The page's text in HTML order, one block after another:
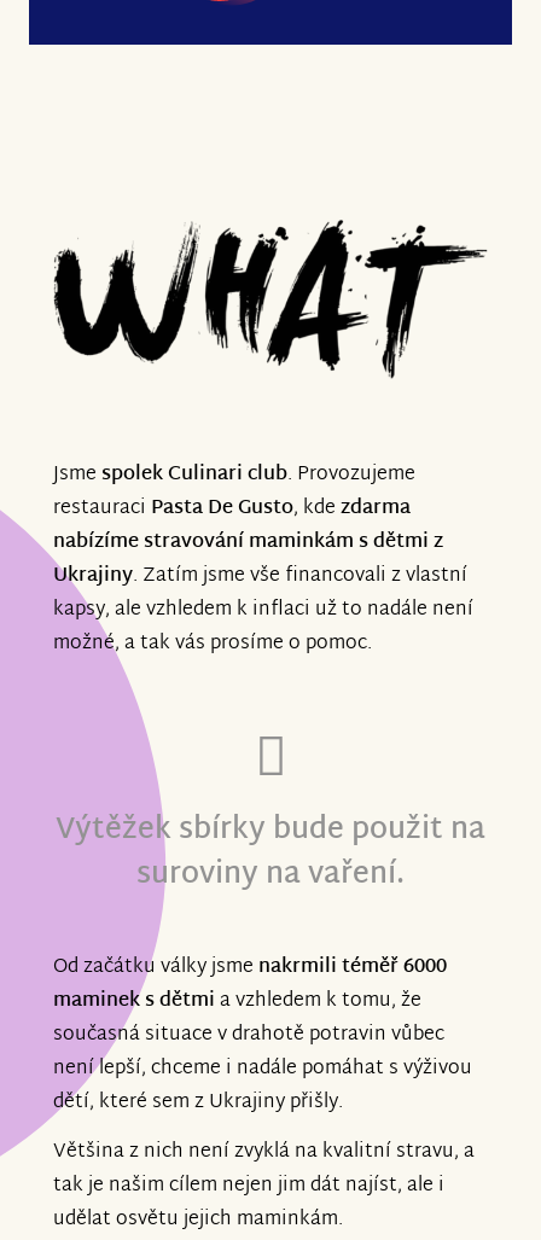
Jsmespolek Culinari club. Provozujeme
restauraci Pasta De Gusto, kdezdarma
nabízíme stravování maminkám s dětmi z
Ukrajiny. Zatím jsme vše financovali z vlastní
kapsy, ale vzhledem k inflaci už to nadále není
možné, a tak vás prosíme o pomoc.
Výtěžek sbírky bude použit na
suroviny na vaření.
Od začátku války jsme nakrmili téměř 6000
maminek s dětmia vzhledem k tomu, že
současná situace v drahotě potravin vůbec
není lepší, chceme i nadále pomáhat s výživou
dětí, které sem z Ukrajiny přišly.
Většina z nich není zvyklá na kvalitní stravu, a
tak je našim cílem nejen jim dát najíst, ale i
udělat osvětu jejich maminkám.